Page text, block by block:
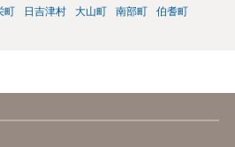
町 日吉津村 大山町 南部町
伯耆町